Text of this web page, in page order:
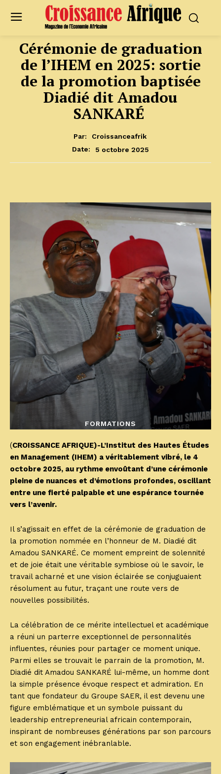
Cérémonie de graduation
de l’IHEM en 2025: sortie
de la promotion baptisée
Diadié dit Amadou
SANKARÉ
Par:
Croissanceafrik
Date:
5 octobre 2025
FORMATIONS
(CROISSANCE AFRIQUE)-L’Institut des Hautes Études
en Management (IHEM) a véritablement vibré, le 4
octobre 2025, au rythme envoûtant d’une cérémonie
pleine de nuances et d’émotions profondes, oscillant
entre une fierté palpable et une espérance tournée
vers l’avenir.
Il s’agissait en effet de la cérémonie de graduation de
la promotion nommée en l’honneur de M. Diadié dit
Amadou SANKARÉ. Ce moment empreint de solennité
et de joie était une véritable symbiose où le savoir, le
travail acharné et une vision éclairée se conjuguaient
résolument au futur, traçant une route vers de
nouvelles possibilités.
La célébration de ce mérite intellectuel et académique
a réuni un parterre exceptionnel de personnalités
influentes, réunies pour partager ce moment unique.
Parmi elles se trouvait le parrain de la promotion, M.
Diadié dit Amadou SANKARÉ lui-même, un homme dont
la simple présence évoque respect et admiration. En
tant que fondateur du Groupe SAER, il est devenu une
figure emblématique et un symbole puissant du
leadership entrepreneurial africain contemporain,
inspirant de nombreuses générations par son parcours
et son engagement inébranlable.